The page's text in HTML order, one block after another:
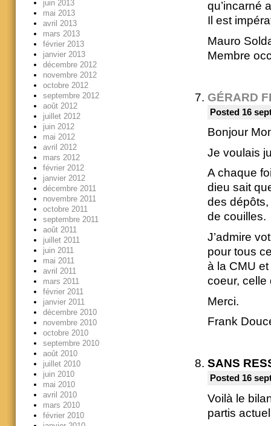
qu’incarné
Il est
Mauro
Membre
GÉRARD
Posted 16
Bonjour
Je voulais
A chaque
dieu sait
des
de couilles.
J’admire
pour tous
à la CMU
coeur, celle
Merci.
Frank
SANS
Posted 16
Voilà le
partis
juin 2013
mai 2013
avril 2013
mars 2013
février 2013
janvier 2013
décembre 2012
novembre 2012
octobre 2012
septembre 2012
août 2012
juillet 2012
juin 2012
mai 2012
avril 2012
mars 2012
février 2012
janvier 2012
décembre 2011
novembre 2011
octobre 2011
septembre 2011
août 2011
juillet 2011
juin 2011
mai 2011
avril 2011
mars 2011
février 2011
janvier 2011
décembre 2010
novembre 2010
octobre 2010
septembre 2010
août 2010
juillet 2010
juin 2010
mai 2010
avril 2010
mars 2010
février 2010